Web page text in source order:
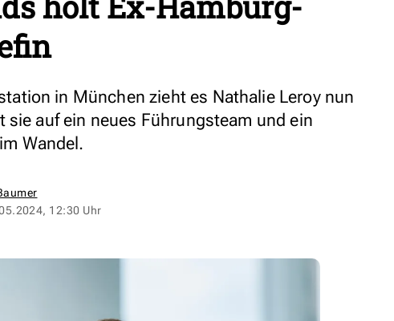
in München zieht es Nathalie Leroy nun
sie auf ein neues Führungsteam und ein
Wandel.
12:30 Uhr